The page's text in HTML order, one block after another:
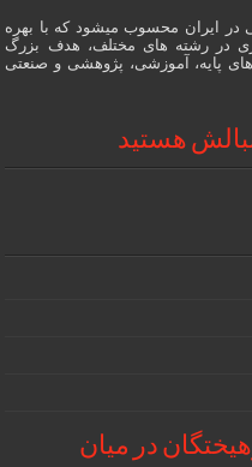
در ایران محسوب میشود که با بهره
در رشته های مختلف، هدف بزرگ
پایه، آموزشی، پژوهشی و صنعتی
هستید
در میان